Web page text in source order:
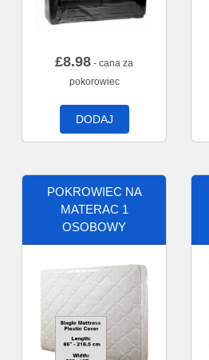
£8.98 - cana za
pokorowiec
DODAJ
POKROWIEC NA
MATERAC 1
OSOBOWY